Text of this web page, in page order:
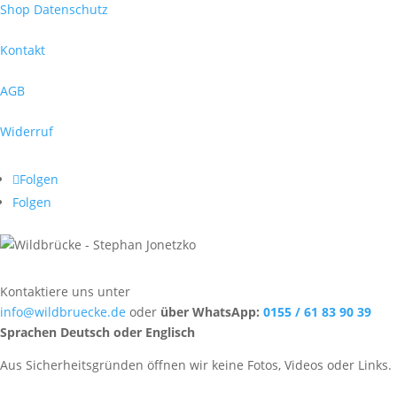
Shop Datenschutz
Kontakt
AGB
Widerruf
Folgen
Folgen
Kontaktiere uns unter
info@wildbruecke.de oder über WhatsApp: 0155 / 61 83 90 39
Sprachen Deutsch oder Englisch
Aus Sicherheitsgründen öffnen wir keine Fotos, Videos oder Links.